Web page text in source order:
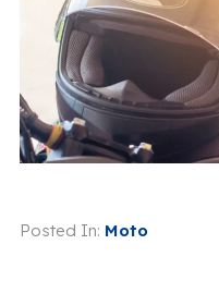
Posted In: Moto